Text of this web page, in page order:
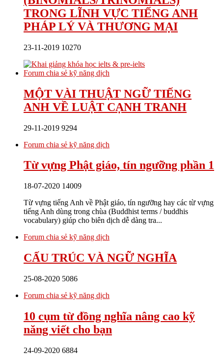
TRONG LĨNH VỰC TIẾNG ANH
PHÁP LÝ VÀ THƯƠNG MẠI
23-11-2019 10270
Forum chia sẻ kỹ năng dịch
MỘT VÀI THUẬT NGỮ TIẾNG
ANH VỀ LUẬT CẠNH TRANH
29-11-2019 9294
Forum chia sẻ kỹ năng dịch
Từ vựng Phật giáo, tín ngưỡng phần 1
18-07-2020 14009
Từ vựng tiếng Anh về Phật giáo, tín ngưỡng hay các từ vựng
tiếng Anh dùng trong chùa (Buddhist terms / buddhis
vocabulary) giúp cho biên dịch dễ dàng tra...
Forum chia sẻ kỹ năng dịch
CẤU TRÚC VÀ NGỮ NGHĨA
25-08-2020 5086
Forum chia sẻ kỹ năng dịch
10 cụm từ đồng nghĩa nâng cao kỹ
năng viết cho bạn
24-09-2020 6884